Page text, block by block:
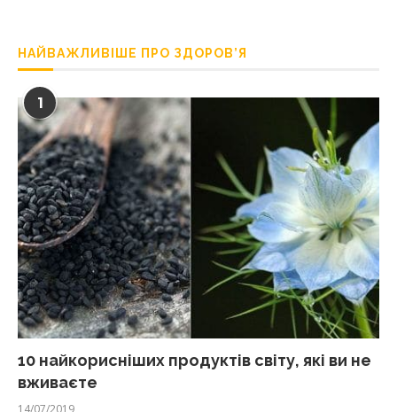
НАЙВАЖЛИВІШЕ ПРО ЗДОРОВ’Я
1
10 найкорисніших продуктів світу, які ви не
вживаєте
14/07/2019